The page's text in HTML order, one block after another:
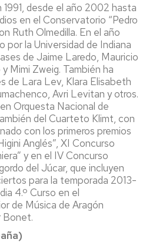
desde el año 2002 hasta
en el Conservatorio “Pedro
Ruth Olmedilla. En el año
la Universidad de Indiana
de Jaime Laredo, Mauricio
Mimi Zweig. También ha
de Lara Lev, Klara Elisabeth
Avri Levitan y otros.
Orquesta Nacional de
del Cuarteto Klimt, con
con los primeros premios
Anglés”, XI Concurso
y en el IV Concurso
del Júcar, que incluyen
para la temporada 2013-
4.º Curso en el
de Música de Aragón
Bonet.